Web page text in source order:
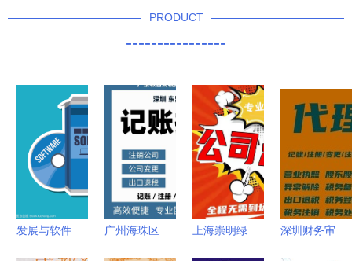
PRODUCT
----------------
发展与软件
广州海珠区
上海崇明绿
深圳财务审